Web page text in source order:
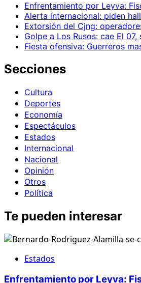
Enfrentamiento por Leyva:
Alerta internacional: piden
Extorsión del Cjng:
Golpe a Los Rusos: cae El
Fiesta ofensiva: Guerreros
Secciones
Cultura
Deportes
Economía
Espectáculos
Estados
Internacional
Nacional
Opinión
Otros
Política
Te pueden interesar
Estados
Enfrentamiento por Leyva: